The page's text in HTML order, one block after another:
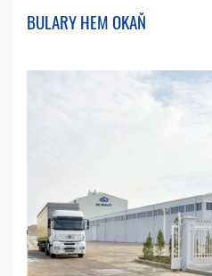
BULARY HEM OKAŇ